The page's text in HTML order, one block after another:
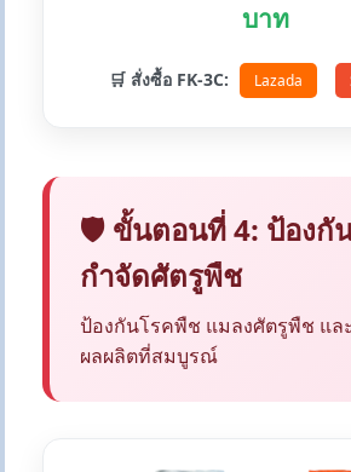
บาท
🛒 สั่งซื้อ FK-3C: Lazada
🛡️ ขั้นตอนที่ 4: ป้องกั
กำจัดศัตรูพืช
ป้องกันโรคพืช แมลงศัตรูพืช แล
ผลผลิตที่สมบูรณ์